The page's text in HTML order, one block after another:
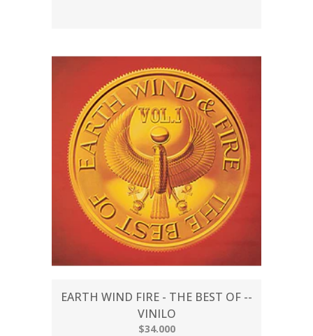
EARTH WIND FIRE - THE BEST OF --
VINILO
$34.000